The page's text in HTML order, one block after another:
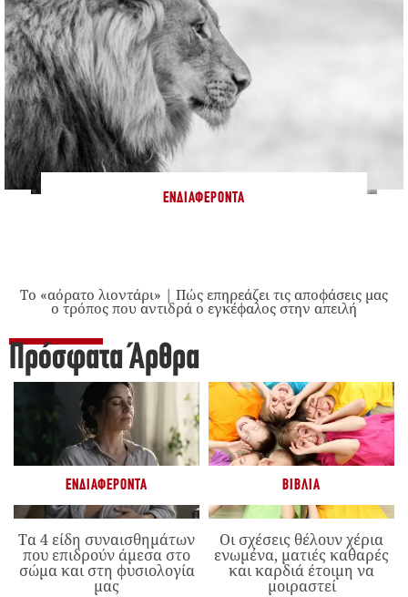
ΕΝΔΙΑΦΈΡΟΝΤΑ
Το «αόρατο λιοντάρι» | Πώς επηρεάζει τις αποφάσεις μας
ο τρόπος που αντιδρά ο εγκέφαλος στην απειλή
Πρόσφατα Άρθρα
ΕΝΔΙΑΦΈΡΟΝΤΑ
Τα 4 είδη συναισθημάτων
που επιδρούν άμεσα στο
σώμα και στη φυσιολογία
μας
ΒΙΒΛΊΑ
Οι σχέσεις θέλουν χέρια
ενωμένα, ματιές καθαρές
και καρδιά έτοιμη να
μοιραστεί